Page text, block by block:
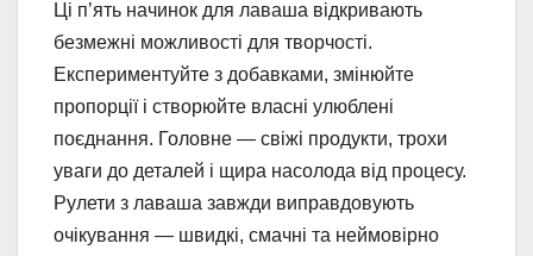
Ці п’ять начинок для лаваша відкривають
безмежні можливості для творчості.
Експериментуйте з добавками, змінюйте
пропорції і створюйте власні улюблені
поєднання. Головне — свіжі продукти, трохи
уваги до деталей і щира насолода від процесу.
Рулети з лаваша завжди виправдовують
очікування — швидкі, смачні та неймовірно